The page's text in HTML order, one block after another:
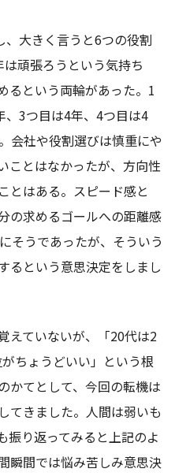
大きく言うと6つの役割
頑張ろうという気持ち
るという両輪があった。1
、3つ目は4年、4つ目は4
会社や役割選びは慎重にや
ことはなかったが、方向性
とはある。スピード感と
の求めるゴールへの距離感
そうであったが、そういう
るという意思決定をしまし
えていないが、「20代は2
ちょうどいい」という根
かてとして、今回の転機は
てきました。人間は弱いも
振り返ってみると上記のよ
瞬間では悩み苦しみ意思決